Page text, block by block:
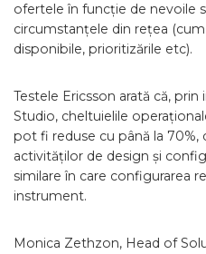
ofertele în funcție de nevoile
circumstanțele din rețea (cum
disponibile, prioritizările etc).
Testele Ericsson arată că,
Studio, cheltuielile
pot fi reduse cu până la 70%,
activităților de design și
similare în care configurarea
instrument.
Monica Zethzon, Head of